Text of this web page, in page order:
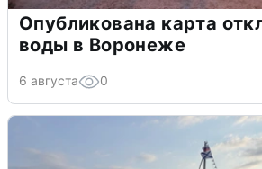
Опубликована карта
воды в Воронеже
6 августа 0